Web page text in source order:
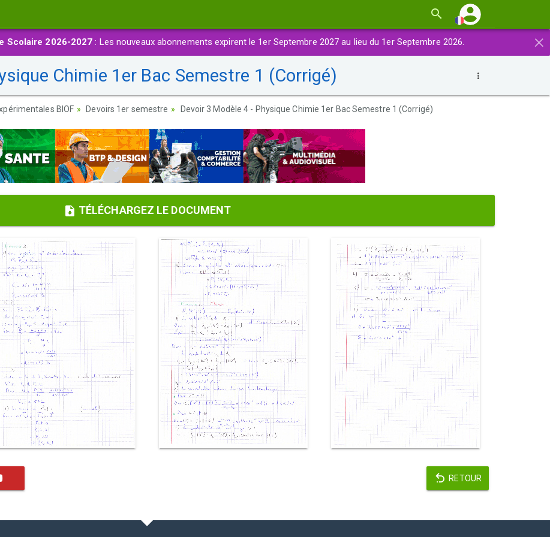
×
Scolaire 2026-2027 : Les nouveaux abonnements expirent le 1er Septembre 2027 au lieu du 1er Septembre 2026.
Chimie 1er Bac Semestre 1 (Corrigé)
BIOF Devoirs 1er semestre Devoir 3 Modèle 4 - Physique Chimie 1er Bac Semestre 1 (Corrigé)
TÉLÉCHARGEZ LE DOCUMENT
RETOUR